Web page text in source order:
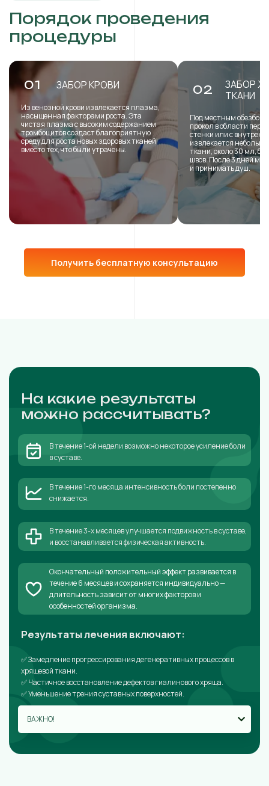
Порядок проведения
процедуры
01 ЗАБОР КРОВИ
Из венозной крови извлекается плазма,
насыщенная факторами роста. Эта
чистая плазма с высоким содержанием
тромбоцитов создаст благоприятную
среду для роста новых здоровых тканей
вместо тех, что были утрачены.
02
ЗАБОР
ТКАНИ
Под местным
прокол в области
стенки или с
извлекается
ткани, около 30 мл,
швов. После 3 дней
и принимать душ.
Получить бесплатную консультацию
На какие результаты
можно рассчитывать?
В течение 1-ой недели возможно некоторое усиление боли
в суставе.
В течение 1-го месяца интенсивность боли постепенно
снижается.
В течение 3-х месяцев улучшается подвижность в суставе,
и восстанавливается физическая активность.
Окончательный положительный эффект развивается в
течение 6 месяцев и сохраняется индивидуально —
длительность зависит от многих факторов и
особенностей организма.
Результаты лечения включают:
✅ Замедление прогрессирования дегенеративных процессов в
хрящевой ткани.
✅ Частичное восстановление дефектов гиалинового хряща.
✅ Уменьшение трения суставных поверхностей.
ВАЖНО!